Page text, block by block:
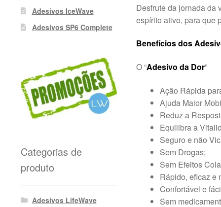
Desfrute da jornada da
espírito ativo, para que
Benefícios dos
O “Adesivo da Dor”
Ação Rápida
Ajuda Maior
Reduz a
Equilibra a
Seguro e não
Sem Drogas;
Sem Efeitos
Rápido, eficaz e
Confortável e
Sem
Adesivos IceWave
Adesivos SP6 Complete
Categorias de
produto
Adesivos LifeWave